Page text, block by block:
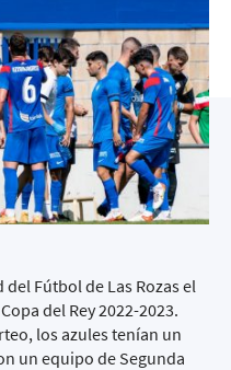
Fútbol de Las Rozas el
del Rey 2022-2023.
los azules tenían un
un equipo de Segunda